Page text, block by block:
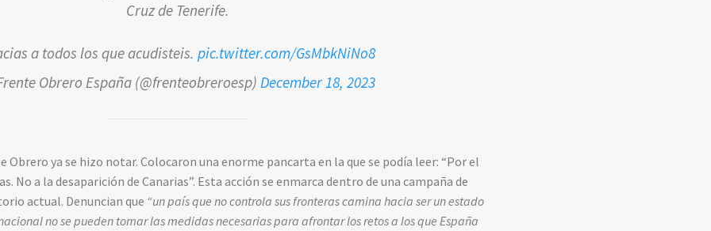
Cruz de Tenerife.
a todos los que acudisteis. pic.twitter.com/GsMbkNiNo8
Obrero España (@frenteobreroesp) December 18, 2023
Obrero ya se hizo notar. Colocaron una enorme pancarta en la que se podía leer: “Por el
No a la desaparición de Canarias”. Esta acción se enmarca dentro de una campaña de
actual. Denuncian que “un país que no controla sus fronteras camina hacia ser un estado
no se pueden tomar las medidas necesarias para afrontar los retos a los que España